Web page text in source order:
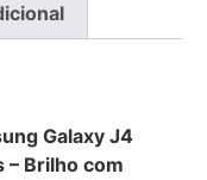
Galaxy J4
– Brilho com